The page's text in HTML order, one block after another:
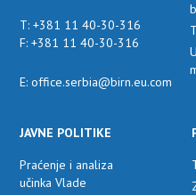
T: +381 11 40-30-316
F: +381 11 40-30-316
E: office.serbia@birn.eu.com
JAVNE POLITIKE
Praćenje i analiza
učinka Vlade